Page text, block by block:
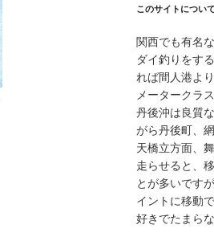
このサイトについて
関西でも有名
ダイ釣りをす
れば間人港よ
メータークラ
丹後沖は良質
がら丹後町、
天橋立方面、
走らせると、
とが多いです
イントに移動
好きでたまら